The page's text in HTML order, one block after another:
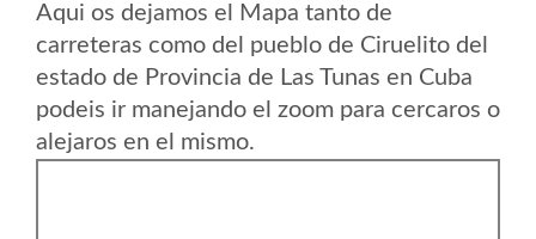
Aqui os dejamos el Mapa tanto de
carreteras como del pueblo de Ciruelito del
estado de Provincia de Las Tunas en Cuba
podeis ir manejando el zoom para cercaros o
alejaros en el mismo.